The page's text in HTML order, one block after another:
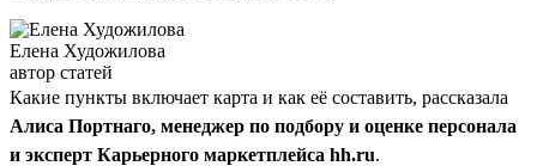
Елена Художилова
автор статей
Какие пункты включает карта и как её составить, рассказала
Алиса Портнаго, менеджер по подбору и оценке персонала
и эксперт Карьерного маркетплейса hh.ru.